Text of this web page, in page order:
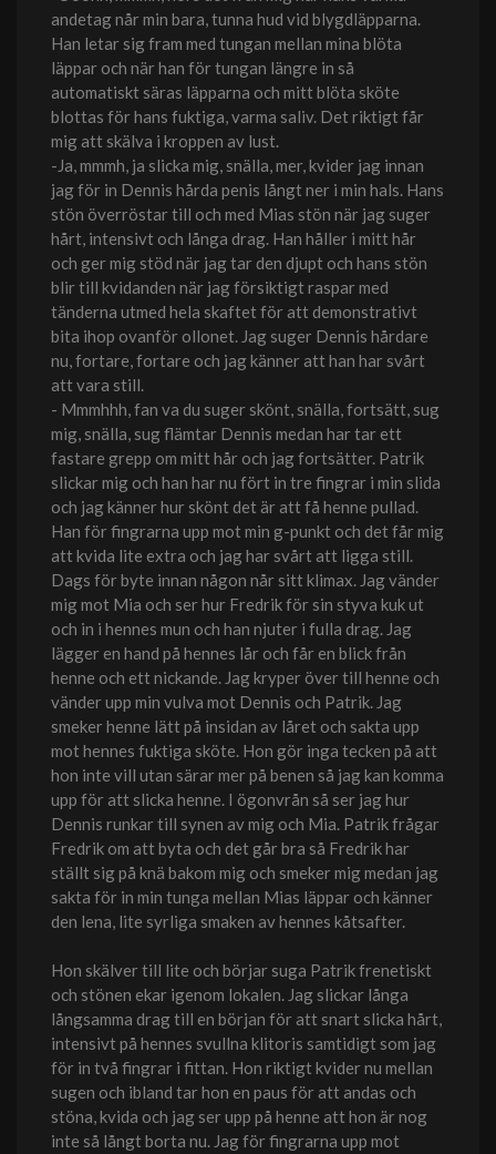
andetag når min bara, tunna hud vid blygdläpparna.
Han letar sig fram med tungan mellan mina blöta
läppar och när han för tungan längre in så
automatiskt säras läpparna och mitt blöta sköte
blottas för hans fuktiga, varma saliv. Det riktigt får
mig att skälva i kroppen av lust.
-Ja, mmmh, ja slicka mig, snälla, mer, kvider jag innan
jag för in Dennis hårda penis långt ner i min hals. Hans
stön överröstar till och med Mias stön när jag suger
hårt, intensivt och långa drag. Han håller i mitt hår
och ger mig stöd när jag tar den djupt och hans stön
blir till kvidanden när jag försiktigt raspar med
tänderna utmed hela skaftet för att demonstrativt
bita ihop ovanför ollonet. Jag suger Dennis hårdare
nu, fortare, fortare och jag känner att han har svårt
att vara still.
- Mmmhhh, fan va du suger skönt, snälla, fortsätt, sug
mig, snälla, sug flämtar Dennis medan har tar ett
fastare grepp om mitt hår och jag fortsätter. Patrik
slickar mig och han har nu fört in tre fingrar i min slida
och jag känner hur skönt det är att få henne pullad.
Han för fingrarna upp mot min g-punkt och det får mig
att kvida lite extra och jag har svårt att ligga still.
Dags för byte innan någon når sitt klimax. Jag vänder
mig mot Mia och ser hur Fredrik för sin styva kuk ut
och in i hennes mun och han njuter i fulla drag. Jag
lägger en hand på hennes lår och får en blick från
henne och ett nickande. Jag kryper över till henne och
vänder upp min vulva mot Dennis och Patrik. Jag
smeker henne lätt på insidan av låret och sakta upp
mot hennes fuktiga sköte. Hon gör inga tecken på att
hon inte vill utan särar mer på benen så jag kan komma
upp för att slicka henne. I ögonvrån så ser jag hur
Dennis runkar till synen av mig och Mia. Patrik frågar
Fredrik om att byta och det går bra så Fredrik har
ställt sig på knä bakom mig och smeker mig medan jag
sakta för in min tunga mellan Mias läppar och känner
den lena, lite syrliga smaken av hennes kåtsafter.
Hon skälver till lite och börjar suga Patrik frenetiskt
och stönen ekar igenom lokalen. Jag slickar långa
långsamma drag till en början för att snart slicka hårt,
intensivt på hennes svullna klitoris samtidigt som jag
för in två fingrar i fittan. Hon riktigt kvider nu mellan
sugen och ibland tar hon en paus för att andas och
stöna, kvida och jag ser upp på henne att hon är nog
inte så långt borta nu. Jag för fingrarna upp mot